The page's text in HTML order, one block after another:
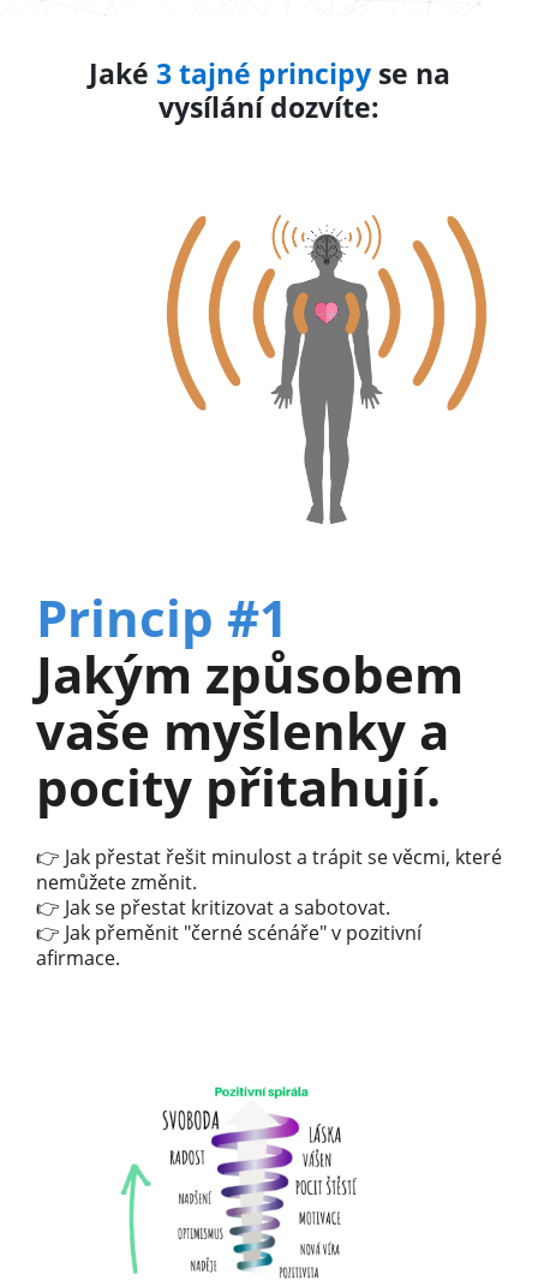
Jaké 3 tajné principyse na
vysílání dozvíte:
Princip #1
Jakým způsobem
vaše myšlenky a
pocity přitahují.
👉 Jak přestat řešit minulost a trápit se věcmi, které
nemůžete změnit.
👉 Jak se přestat kritizovat a sabotovat.
👉 Jak přeměnit "černé scénáře" v pozitivní
afirmace.